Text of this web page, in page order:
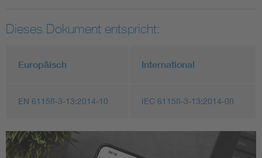
Dieses Dokument entspricht:
Europäisch International
EN 61158-3-13:2014-10 IEC 61158-3-13:2014-08